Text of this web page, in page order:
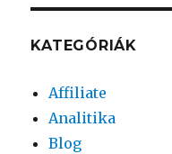
KATEGÓRIÁK
Affiliate
Analitika
Blog